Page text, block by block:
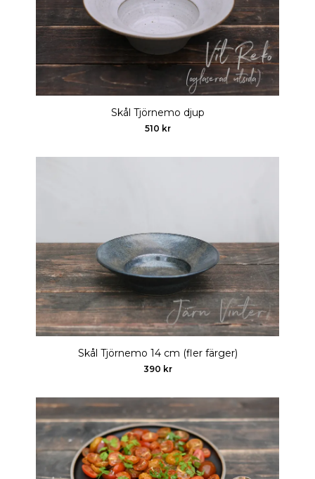
Skål Tjörnemo djup
510 kr
Skål Tjörnemo 14 cm (fler färger)
390 kr